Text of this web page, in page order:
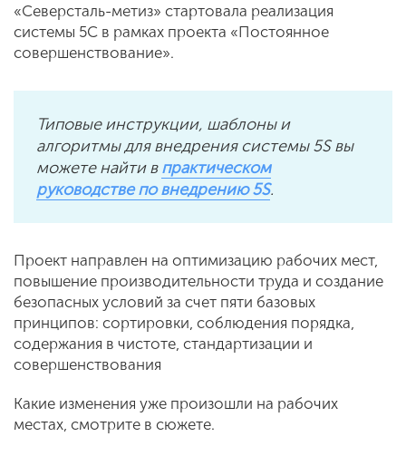
«Северсталь-метиз» стартовала реализация
системы 5С в рамках проекта «Постоянное
совершенствование».
Типовые инструкции, шаблоны и
алгоритмы для внедрения системы 5S вы
можете найти впрактическом
руководстве по внедрению 5S.
Проект направлен на оптимизацию рабочих мест,
повышение производительности труда и создание
безопасных условий за счет пяти базовых
принципов: сортировки, соблюдения порядка,
содержания в чистоте, стандартизации и
совершенствования
Какие изменения уже произошли на рабочих
местах, смотрите в сюжете.